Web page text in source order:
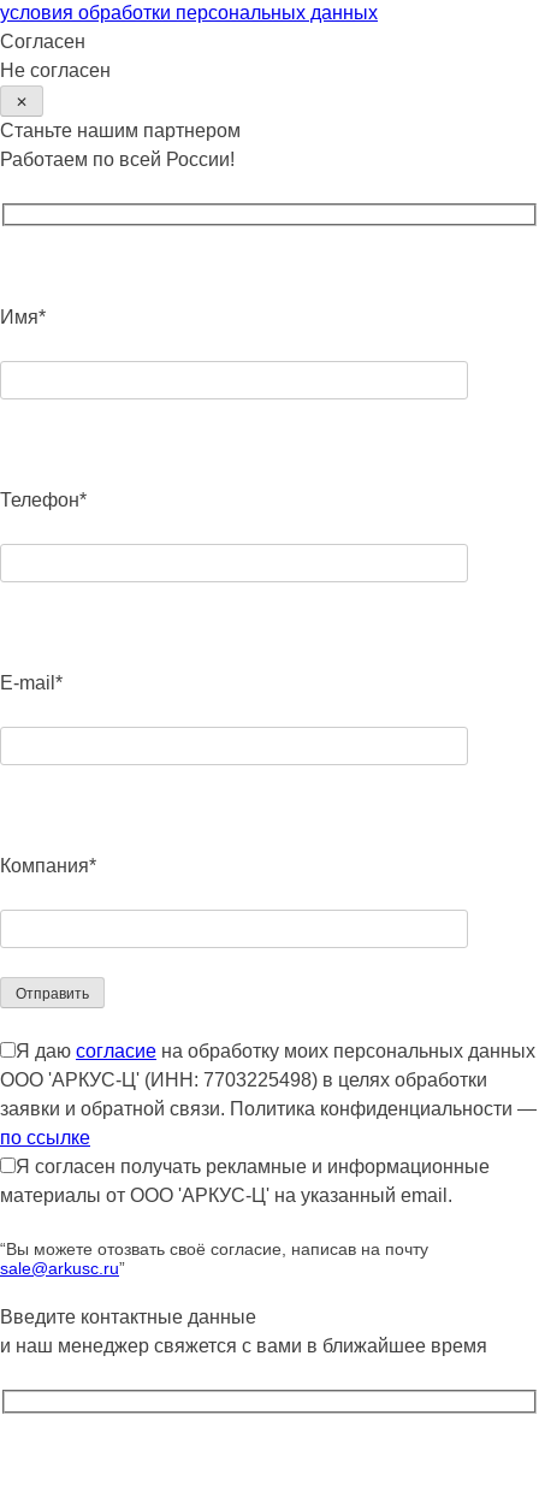
условия обработки персональных данных
Согласен
Не согласен
✕
Станьте нашим партнером
Работаем по всей России!
Имя*
Телефон*
E-mail*
Компания*
Я даю согласие на обработку моих персональных данных
ООО 'АРКУС-Ц' (ИНН: 7703225498) в целях обработки
заявки и обратной связи. Политика конфиденциальности —
по ссылке
Я согласен получать рекламные и информационные
материалы от ООО 'АРКУС-Ц' на указанный email.
“Вы можете отозвать своё согласие, написав на почту
sale@arkusc.ru”
Введите контактные данные
и наш менеджер свяжется с вами в ближайшее время